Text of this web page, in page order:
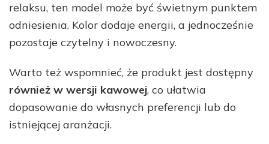
relaksu, ten model może być świetnym punktem
odniesienia. Kolor dodaje energii, a jednocześnie
pozostaje czytelny i nowoczesny.
Warto też wspomnieć, że produkt jest dostępny
również w wersji kawowej, co ułatwia
dopasowanie do własnych preferencji lub do
istniejącej aranżacji.